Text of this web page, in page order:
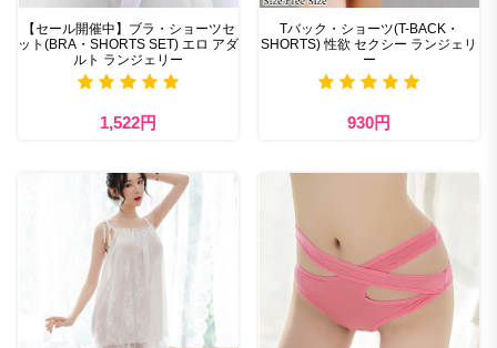
【セール開催中】ブラ・ショーツセ
ット(BRA・SHORTS SET) エロ アダ
ルト ランジェリー
1,522円
Tバック・ショーツ(T-BACK・
SHORTS) 性欲 セクシー ランジェリ
ー
930円